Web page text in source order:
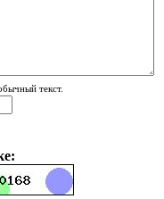
текст.